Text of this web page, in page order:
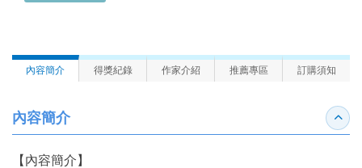
內容簡介 得獎紀錄 作家介紹 推薦專區 訂購須知
內容簡介 收合
【內容簡介】